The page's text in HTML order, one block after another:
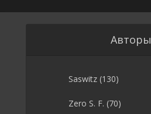
Авторы
Saswitz (130)
Zero S. F. (70)